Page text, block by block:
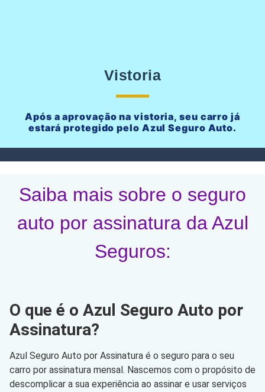
Vistoria
Após a aprovação na vistoria, seu carro já
estará protegido pelo Azul Seguro Auto.
Saiba mais sobre o seguro
auto por assinatura da Azul
Seguros:
O que é o Azul Seguro Auto por
Assinatura?
Azul Seguro Auto por Assinatura é o seguro para o seu
carro por assinatura mensal. Nascemos com o propósito de
descomplicar a sua experiência ao assinar e usar serviços